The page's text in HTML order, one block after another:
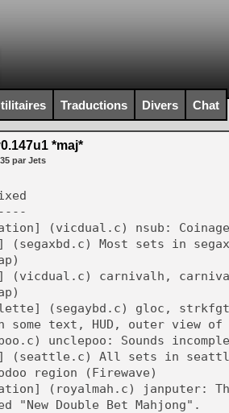
Traductions Divers Chat
*maj*
par Jets
(vicdual.c) nsub:
(segaxbd.c) Most sets in
(vicdual.c) carnivalh,
(segaybd.c) gloc,
some text, HUD, outer view
unclepoo: Sounds
(seattle.c) All sets in
region (Firewave)
(royalmah.c) janputer:
"New Double Bet Mahjong".